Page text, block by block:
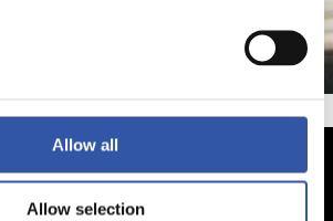
Allow all
Allow selection